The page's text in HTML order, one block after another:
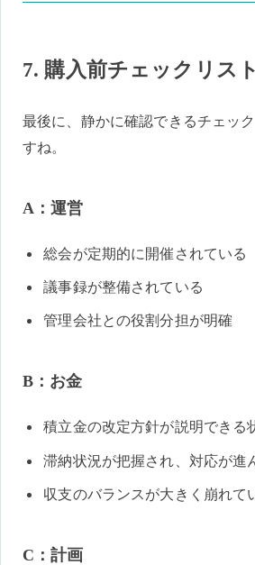
7. 購入前チェックリス
最後に、静かに確認できるチェッ
すね。
A：運営
総会が定期的に開催されている
議事録が整備されている
管理会社との役割分担が明確
B：お金
積立金の改定方針が説明できる
滞納状況が把握され、対応が進
収支のバランスが大きく崩れて
C：計画